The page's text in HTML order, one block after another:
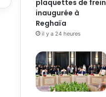
plaquettes de frein
inaugurée à
Reghaïa
il y a 24 heures